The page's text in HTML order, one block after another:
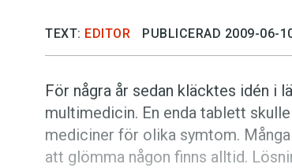
TEXT: EDITOR PUBLICERAD 2009-06-
För några år sedan kläcktes idén i
multimedicin. En enda tablett
mediciner för olika symtom.
att glömma någon finns alltid.